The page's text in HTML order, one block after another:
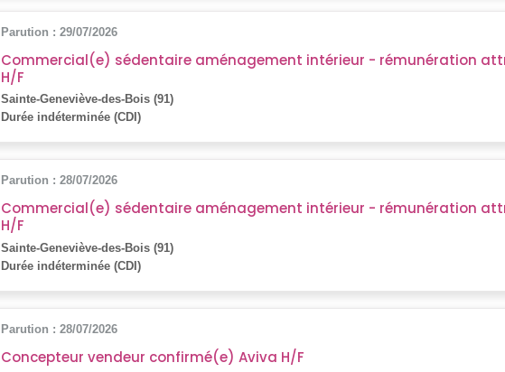
Parution : 29/07/2026
Commercial(e) sédentaire aménagement intérieur - rémunération
H/F
Sainte-Geneviève-des-Bois (91)
Durée indéterminée (CDI)
Parution : 28/07/2026
Commercial(e) sédentaire aménagement intérieur - rémunération
H/F
Sainte-Geneviève-des-Bois (91)
Durée indéterminée (CDI)
Parution : 28/07/2026
Concepteur vendeur confirmé(e) Aviva H/F